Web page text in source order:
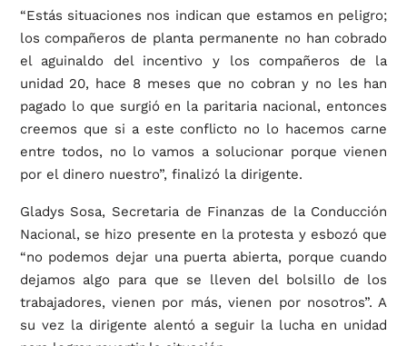
“Estás situaciones nos indican que estamos en peligro;
los compañeros de planta permanente no han cobrado
el aguinaldo del incentivo y los compañeros de la
unidad 20, hace 8 meses que no cobran y no les han
pagado lo que surgió en la paritaria nacional, entonces
creemos que si a este conflicto no lo hacemos carne
entre todos, no lo vamos a solucionar porque vienen
por el dinero nuestro”, finalizó la dirigente.
Gladys Sosa, Secretaria de Finanzas de la Conducción
Nacional, se hizo presente en la protesta y esbozó que
“no podemos dejar una puerta abierta, porque cuando
dejamos algo para que se lleven del bolsillo de los
trabajadores, vienen por más, vienen por nosotros”. A
su vez la dirigente alentó a seguir la lucha en unidad